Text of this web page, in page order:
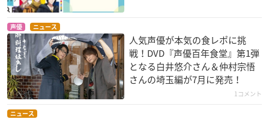
声優 ニュース
人気声優が本気の食レポに挑
戦！DVD『声優百年食堂』第1弾
となる白井悠介さん＆仲村宗悟
さんの埼玉編が7月に発売！
1コメント
ニュース